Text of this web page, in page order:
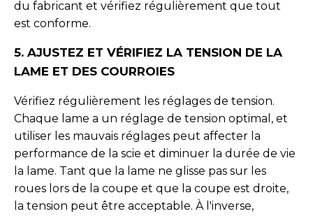
du fabricant et vérifiez régulièrement que tout
est conforme.
5. AJUSTEZ ET VÉRIFIEZ LA TENSION DE LA
LAME ET DES COURROIES
Vérifiez régulièrement les réglages de tension.
Chaque lame a un réglage de tension optimal, et
utiliser les mauvais réglages peut affecter la
performance de la scie et diminuer la durée de vie
la lame. Tant que la lame ne glisse pas sur les
roues lors de la coupe et que la coupe est droite,
la tension peut être acceptable. À l'inverse,